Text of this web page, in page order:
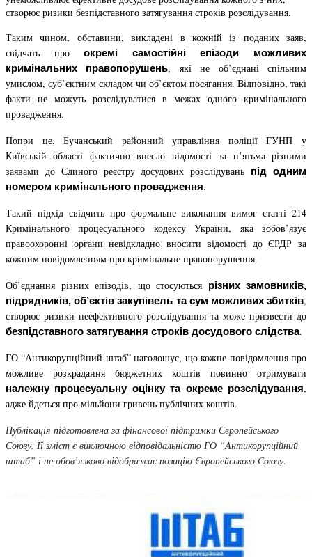
створює ризики безпідставного затягування строків розслідування.
Таким чином, обставини, викладені в кожній із поданих заяв,
свідчать проокремі самостійні епізоди можливих
кримінальних правопорушень, які не об’єднані спільним
умислом, суб’єктним складом чи об’єктом посягання. Відповідно, такі
факти не можуть розслідуватися в межах одного кримінального
провадження.
Попри це, Бучанський районний управління поліції ГУНП у
Київській області фактично внесло відомості за п’ятьма різними
заявами до Єдиного реєстру досудових розслідувань
під одним
номером кримінального провадження.
Такий підхід свідчить про формальне виконання вимог статті 214
Кримінального процесуального кодексу України, яка зобов’язує
правоохоронні органи невідкладно вносити відомості до ЄРДР за
кожним повідомленням про кримінальне правопорушення.
Об’єднання різних епізодів, що стосуються
різних замовників,
підрядників, об’єктів закупівель та сум можливих збитків,
створює ризики неефективного розслідування та може призвести до
безпідставного затягування строків досудового слідства.
ГО “Антикорупційний штаб” наголошує, що кожне повідомлення про
можливе розкрадання бюджетних коштів повинно отримувати
належну процесуальну оцінку та окреме розслідування,
адже йдеться про мільйони гривень публічних коштів.
Публікація підготовлена за фінансової підтримки Європейського
Союзу. Її зміст є виключною відповідальністю ГО “Антикорупційний
штаб” і не обов’язково відображає позицію Європейського Союзу.